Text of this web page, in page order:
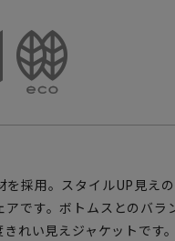
採用。スタイルUP見え
です。ボトムスとのバラ
れい見えジャケットです。